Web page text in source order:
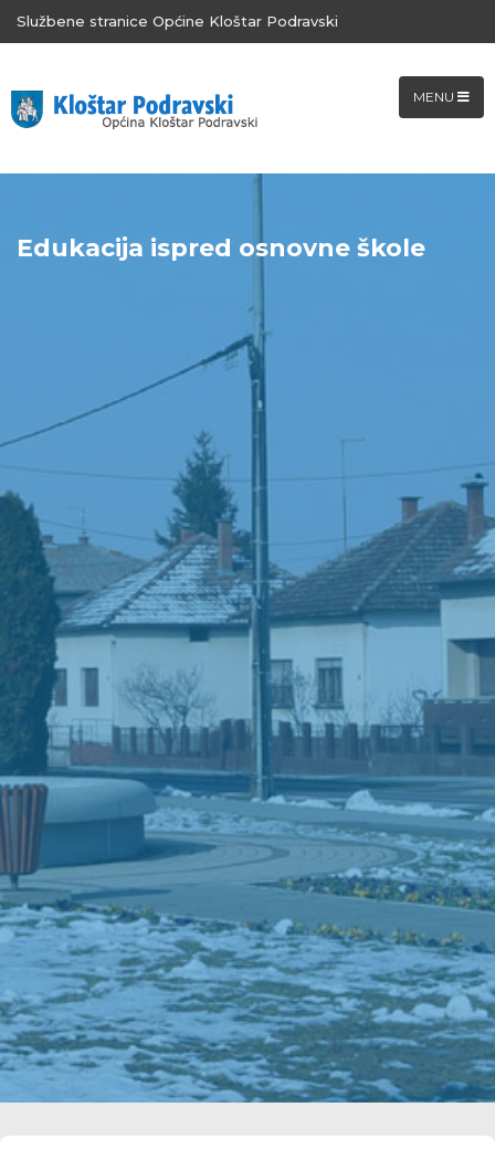
Službene stranice Općine Kloštar Podravski
MENU
Edukacija ispred osnovne škole